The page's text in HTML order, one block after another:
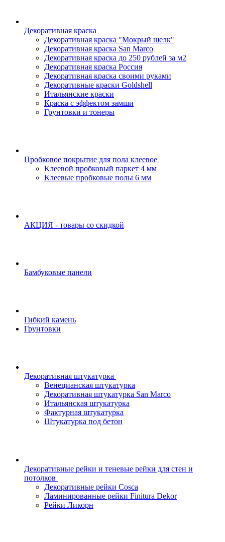
Декоративная краска
Декоративная краска "Мокрый шелк"
Декоративная краска San Marco
Декоративная краска до 250 рублей за м2
Декоративная краска Россия
Декоративная краска своими руками
Декоративные краски Goldshell
Итальянские краски
Краска с эффектом замши
Грунтовки и тонеры
Пробковое покрытие для пола клеевое
Клеевой пробковый паркет 4 мм
Клеевые пробковые полы 6 мм
АКЦИЯ - товары со скидкой
Бамбуковые панели
Гибкий камень
Грунтовки
Декоративная штукатурка
Венецианская штукатурка
Декоративная штукатурка San Marco
Итальянская штукатурка
Фактурная штукатурка
Штукатурка под бетон
Декоративные рейки и теневые рейки для стен и
потолков
Декоративные рейки Cosca
Ламинированные рейки Finitura Dekor
Рейки Ликорн